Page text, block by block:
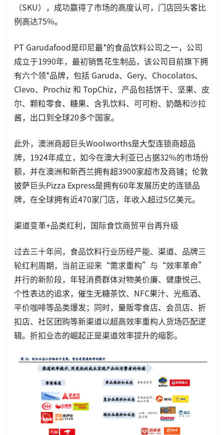
（SKU），成功赢得了市场的高度认可，门店回头客比
例高达75%。
PT Garudafood是印尼最*的食品饮料公司之一，公司
成立于1990年，最初销售花生制品，该公司目前旗下拥
有六个领*品牌，包括 Garuda、Gery、Chocolatos、
Clevo、Prochiz 和 TopChiz，产品包括饼干、坚果、皮
尔、颗粒零食、糖果、含乳饮料、可可粉、奶酪和沙拉
酱，出口到全球20多个国家。
此外，澳洲商超巨头Woolworths是大型连锁商超品
牌，1924年成立，如今在澳大利亚已占据32%的市场份
额，并在澳洲和新西兰拥有超3900家超市及商铺；伦敦
披萨巨头Pizza Express是拥有60年发展历史的连锁品
牌，在全球拥有近470家门店，年收入超过5亿美元。
渠道变革+品类红利，国际食饮商贸平台再升级
过去三十年间，食品饮料行业历经产能、渠道、品牌三
轮红利周期，当前正迎来“需求重构”与“效率革命”
并行的新阶段，年轻消费群体对物美价廉、健康悦己、
个性表达的追求，催生无糖茶饮、NFC果汁、光瓶酒、
平价咖啡等品类爆发；同时，量贩零食店、会员店、折
扣店、社区团购等新渠道以超高效率重构人货场匹配逻
辑。折扣业态的崛起正是渠道效率提升的缩影。